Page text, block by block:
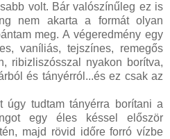
volt. Bár valószínűleg ez is
nem akarta a formát olyan
meg. A végeredmény egy
vaníliás, tejszínes, remegős
ribizliszósszal nyakon borítva,
és tányérról...és ez csak az
úgy tudtam tányérra borítani a
egy éles késsel először
majd rövid időre forró vízbe